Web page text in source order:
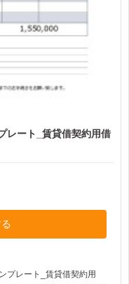
レート_賃貸借契約用借
プレート_賃貸借契約用